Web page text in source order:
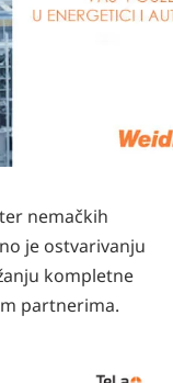
nemačkih
je ostvarivanju
kompletne
partnerima.